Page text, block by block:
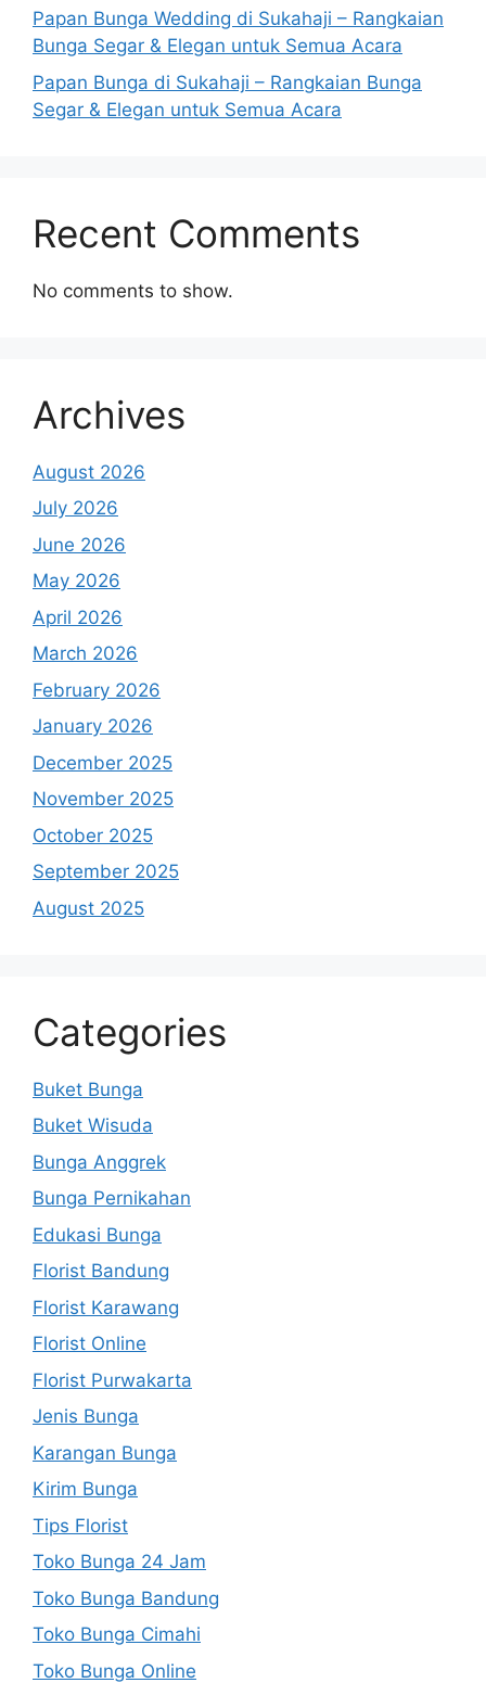
Papan Bunga Wedding di Sukahaji – Rangkaian
Bunga Segar & Elegan untuk Semua Acara
Papan Bunga di Sukahaji – Rangkaian Bunga
Segar & Elegan untuk Semua Acara
Recent Comments
No comments to show.
Archives
August 2026
July 2026
June 2026
May 2026
April 2026
March 2026
February 2026
January 2026
December 2025
November 2025
October 2025
September 2025
August 2025
Categories
Buket Bunga
Buket Wisuda
Bunga Anggrek
Bunga Pernikahan
Edukasi Bunga
Florist Bandung
Florist Karawang
Florist Online
Florist Purwakarta
Jenis Bunga
Karangan Bunga
Kirim Bunga
Tips Florist
Toko Bunga 24 Jam
Toko Bunga Bandung
Toko Bunga Cimahi
Toko Bunga Online